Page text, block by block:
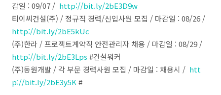
감일 : 09/07 / http://bit.ly/2bE3D9w
티이씨건설(주) / 정규직 경력/신입사원 모집 / 마감일 : 08/26 /
http://bit.ly/2bE5kUc
(주)한라 / 프로젝트계약직 안전관리자 채용 / 마감일 : 08/29 /
http://bit.ly/2bE3Lps #건설워커
(주)동원개발 / 각 부문 경력사원 모집 / 마감일 : 채용시 / htt
p://bit.ly/2bE3y5K #